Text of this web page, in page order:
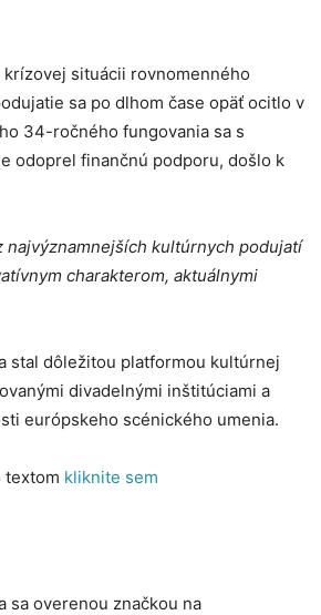
situácii rovnomenného
sa po dlhom čase opäť ocitlo v
34-ročného fungovania sa s
odoprel finančnú podporu, došlo k
najvýznamnejších kultúrnych podujatí
charakterom, aktuálnymi
stal dôležitou platformou kultúrnej
divadelnými inštitúciami a
európskeho scénického umenia.
textom kliknite sem
sa overenou značkou na